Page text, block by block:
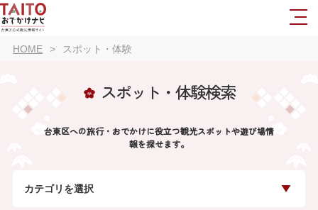
HOME スポット・体験
スポット・体験検索
台東区への旅行・おでかけに役立つ観光スポットや遊び場情
報を探せます。
カテゴリを選択